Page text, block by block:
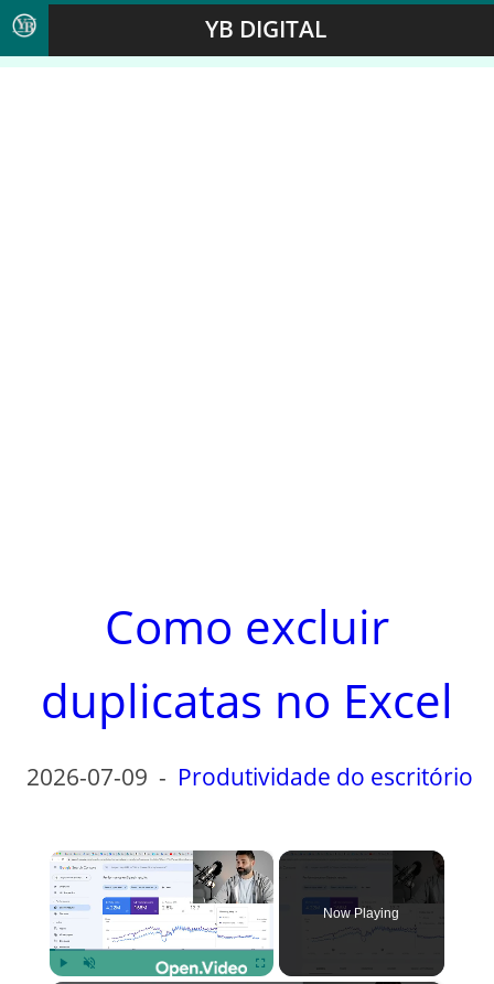
YB DIGITAL
Como excluir
duplicatas no Excel
2026-07-09 - Produtividade do escritório
×
Now Playing